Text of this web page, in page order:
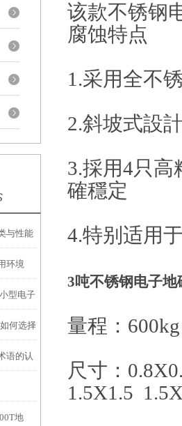
与性能
环境
型电子
何选择
语的认
地
该款不锈钢
腐蚀特点
1.采用全不
2.斜坡式設
3.採用4只高
確穩定
4.特别适用
3吨不锈钢电子地
量程：
尺寸：
1.5X1.5